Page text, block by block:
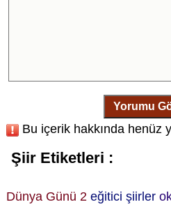
Yorumu
Bu içerik hakkında henüz
Şiir Etiketleri :
Dünya Günü 2 eğitici şiirler